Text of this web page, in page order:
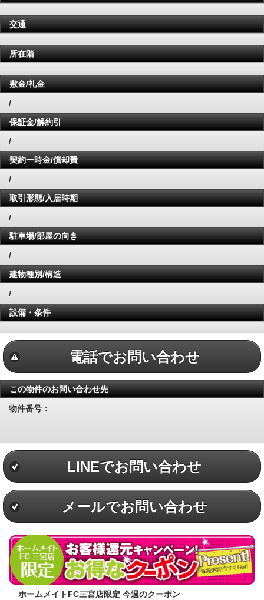
交通
所在階
敷金/礼金
/
保証金/解約引
/
契約一時金/償却費
/
取引形態/入居時期
/
駐車場/部屋の向き
/
建物種別/構造
/
設備・条件
電話でお問い合わせ
この物件のお問い合わせ先
物件番号：
LINEでお問い合わせ
メールでお問い合わせ
ホームメイトFC三宮店限定 今週のクーポン